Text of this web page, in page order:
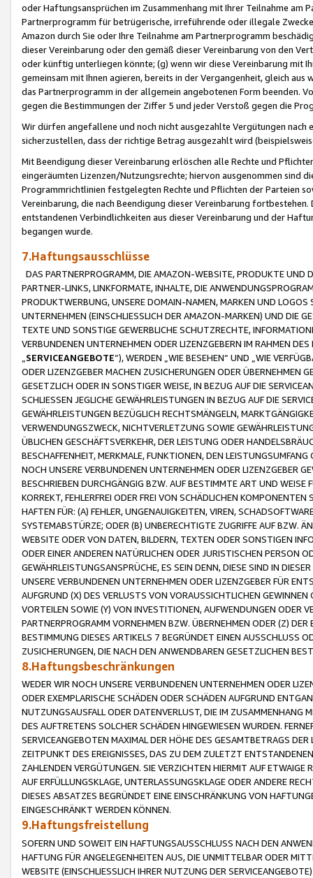
oder Haftungsansprüchen im Zusammenhang mit Ihrer Teilnahme am
Partnerprogramm für betrügerische, irreführende oder illegale
Amazon durch Sie oder Ihre Teilnahme am Partnerprogramm
dieser Vereinbarung oder den gemäß dieser Vereinbarung von den
oder künftig unterliegen könnte; (g) wenn wir diese Vereinbarung mit
gemeinsam mit Ihnen agieren, bereits in der Vergangenheit, gleich
das Partnerprogramm in der allgemein angebotenen Form beenden.
gegen die Bestimmungen der Ziffer 5 und jeder Verstoß gegen die
Wir dürfen angefallene und noch nicht ausgezahlte Vergütungen
sicherzustellen, dass der richtige Betrag ausgezahlt wird
Mit Beendigung dieser Vereinbarung erlöschen alle Rechte und
eingeräumten Lizenzen/Nutzungsrechte; hiervon ausgenommen sind
Programmrichtlinien festgelegten Rechte und Pflichten der Parteien
Vereinbarung, die nach Beendigung dieser Vereinbarung
entstandenen Verbindlichkeiten aus dieser Vereinbarung und der
begangen wurde.
7.Haftungsausschlüsse
DAS PARTNERPROGRAMM, DIE AMAZON-WEBSITE, PRODUKTE UND
PARTNER-LINKS, LINKFORMATE, INHALTE, DIE
PRODUKTWERBUNG, UNSERE DOMAIN-NAMEN, MARKEN UND
UNTERNEHMEN (EINSCHLIESSLICH DER AMAZON-MARKEN) UND DIE
TEXTE UND SONSTIGE GEWERBLICHE SCHUTZRECHTE,
VERBUNDENEN UNTERNEHMEN ODER LIZENZGEBERN IM RAHMEN
SERVICEANGEBOTE“), WERDEN „WIE BESEHEN“ UND „WIE
ODER LIZENZGEBER MACHEN ZUSICHERUNGEN ODER ÜBERNEHMEN
GESETZLICH ODER IN SONSTIGER WEISE, IN BEZUG AUF DIE
SCHLIESSEN JEGLICHE GEWÄHRLEISTUNGEN IN BEZUG AUF DIE
GEWÄHRLEISTUNGEN BEZÜGLICH RECHTSMÄNGELN,
VERWENDUNGSZWECK, NICHTVERLETZUNG SOWIE
ÜBLICHEN GESCHÄFTSVERKEHR, DER LEISTUNG ODER
BESCHAFFENHEIT, MERKMALE, FUNKTIONEN, DEN
NOCH UNSERE VERBUNDENEN UNTERNEHMEN ODER LIZENZGEBER
BESCHRIEBEN DURCHGÄNGIG BZW. AUF BESTIMMTE ART UND
KORREKT, FEHLERFREI ODER FREI VON SCHÄDLICHEN
HAFTEN FÜR: (A) FEHLER, UNGENAUIGKEITEN, VIREN,
SYSTEMABSTÜRZE; ODER (B) UNBERECHTIGTE ZUGRIFFE AUF BZW.
WEBSITE ODER VON DATEN, BILDERN, TEXTEN ODER SONSTIGEN
ODER EINER ANDEREN NATÜRLICHEN ODER JURISTISCHEN PERSON
GEWÄHRLEISTUNGSANSPRÜCHE, ES SEIN DENN, DIESE SIND IN
UNSERE VERBUNDENEN UNTERNEHMEN ODER LIZENZGEBER FÜR
AUFGRUND (X) DES VERLUSTS VON VORAUSSICHTLICHEN
VORTEILEN SOWIE (Y) VON INVESTITIONEN, AUFWENDUNGEN ODER
PARTNERPROGRAMM VORNEHMEN BZW. ÜBERNEHMEN ODER (Z)
BESTIMMUNG DIESES ARTIKELS 7 BEGRÜNDET EINEN AUSSCHLUSS
ZUSICHERUNGEN, DIE NACH DEN ANWENDBAREN GESETZLICHEN
8.Haftungsbeschränkungen
WEDER WIR NOCH UNSERE VERBUNDENEN UNTERNEHMEN ODER
ODER EXEMPLARISCHE SCHÄDEN ODER SCHÄDEN AUFGRUND
NUTZUNGSAUSFALL ODER DATENVERLUST, DIE IM ZUSAMMENHANG
DES AUFTRETENS SOLCHER SCHÄDEN HINGEWIESEN WURDEN.
SERVICEANGEBOTEN MAXIMAL DER HÖHE DES GESAMTBETRAGS
ZEITPUNKT DES EREIGNISSES, DAS ZU DEM ZULETZT
ZAHLENDEN VERGÜTUNGEN. SIE VERZICHTEN HIERMIT AUF
AUF ERFÜLLUNGSKLAGE, UNTERLASSUNGSKLAGE ODER ANDERE
DIESES ABSATZES BEGRÜNDET EINE EINSCHRÄNKUNG VON
EINGESCHRÄNKT WERDEN KÖNNEN.
9.Haftungsfreistellung
SOFERN UND SOWEIT EIN HAFTUNGSAUSSCHLUSS NACH DEN
HAFTUNG FÜR ANGELEGENHEITEN AUS, DIE UNMITTELBAR ODER
WEBSITE (EINSCHLIESSLICH IHRER NUTZUNG DER